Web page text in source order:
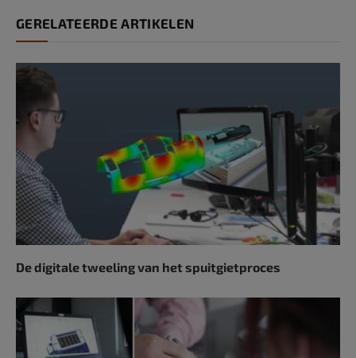
GERELATEERDE ARTIKELEN
De digitale tweeling van het spuitgietproces